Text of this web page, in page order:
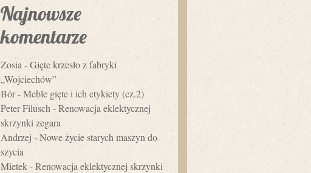
Najnowsze
komentarze
Zosia -Gięte krzesło z fabryki
„Wojciechów”
Bór-Meble gięte i ich etykiety (cz.2)
Peter Filusch -Renowacja eklektycznej
skrzynki zegara
Andrzej -Nowe życie starych maszyn do
szycia
Mietek-Renowacja eklektycznej skrzynki